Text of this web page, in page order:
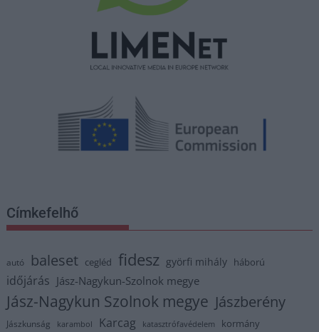
Címkefelhő
autó baleset cegléd fidesz györfi mihály háború
időjárás Jász-Nagykun-Szolnok megye
Jász-Nagykun Szolnok megye Jászberény
Jászkunság karambol Karcag katasztrófavédelem kormány